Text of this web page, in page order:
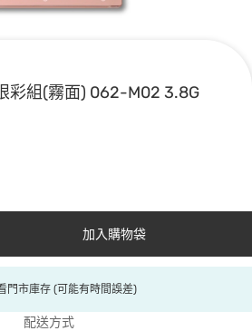
彩組(霧面) 062-M02 3.8G
加入購物袋
門市庫存 (可能有時間誤差)
配送方式